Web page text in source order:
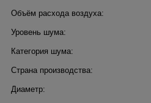
Объём расхода воздуха:
Уровень шума:
Категория шума:
Страна производства:
Диаметр: